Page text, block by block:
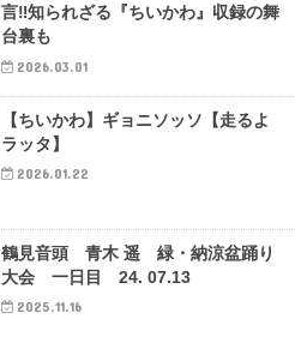
言‼︎知られざる『ちいかわ』収録の舞
台裏も
2026.03.01
【ちいかわ】ギョニソッソ【走るよ
ラッタ】
2026.01.22
鶴見音頭 青木 遥 緑・納涼盆踊り
大会 一日目 24. 07.13
2025.11.16